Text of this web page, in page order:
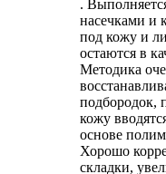
.
насечками и
под кожу и
остаются в
Методика
подбородок,
кожу
основе
Хорошо
складки,